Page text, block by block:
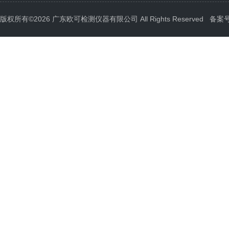
版权所有©2026 广东欧可检测仪器有限公司 All Rights Reserved 备案